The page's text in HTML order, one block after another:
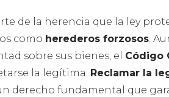
de la herencia que la ley
como herederos forzosos.
sobre sus bienes, el Código
la legítima. Reclamar la
derecho fundamental que